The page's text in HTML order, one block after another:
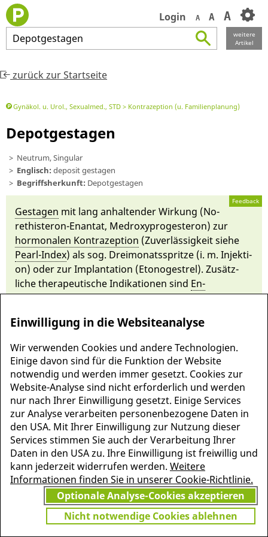
Login A A A
Depotgestagen
weitere
Artikel
zurück zur Startseite
Gynäkol. u. Urol., Sexualmed., STD Kontrazeption (u. Familienplanung)
Depotgestagen
Neutrum, Singular
Englisch: deposit gestagen
Begriffsherkunft: Depotgestagen
Feedback
Ge­stagen mit lang an­haltender Wirkung (No­
rethisteron-En­antat, Medro­xy­pro­ges­teron) zur
hormonalen Kontrazepti­on (Zuverläs­sig­keit siehe
Pearl-In­dex) als sog. Drei­monatsspritze (i. m. In­jekti­
on) oder zur Implantati­on (Etono­ge­strel). Zu­sätz­
liche the­rapeutische In­dikationen sind En­
dometrioseundprä­menstruel­les Syn­drom. Häu­fi­ge
satz­blutungbzw. Zyklusstörun­gen.
MEHR INFORMATIONEN
ZU PSCHYREMBEL
JETZT
GRATIS TESTEN
Einwilligung in die Websiteanalyse
Wir verwenden Cookies und andere Technologien.
Einige davon sind für die Funktion der Website
notwendig und werden immer gesetzt. Cookies zur
Website-Analyse sind nicht erforderlich und werden
nur nach Ihrer Einwilligung gesetzt. Einige Services
zur Analyse verarbeiten personenbezogene Daten in
den USA. Mit Ihrer Einwilligung zur Nutzung dieser
Services stimmen Sie auch der Verarbeitung Ihrer
Daten in den USA zu. Ihre Einwilligung ist freiwillig und
kann jederzeit widerrufen werden. Weitere
Informationen finden Sie in unserer Cookie-Richtlinie.
Optionale Analyse-Cookies akzeptieren
Nicht notwendige Cookies ablehnen